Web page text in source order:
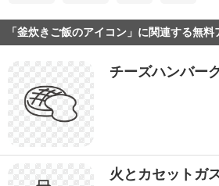
「釜炊きご飯のアイコン」に関連する無料
チーズハンバー
火とカセットガ